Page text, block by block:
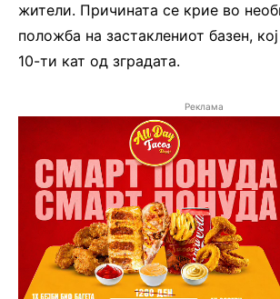
жители. Причината се крие во
положба на застаклениот базен,
10-ти кат од зградата.
Реклама